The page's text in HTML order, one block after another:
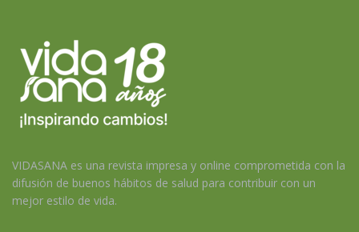
VIDASANA es una revista impresa y online comprometida con la
difusión de buenos hábitos de salud para contribuir con un
mejor estilo de vida.